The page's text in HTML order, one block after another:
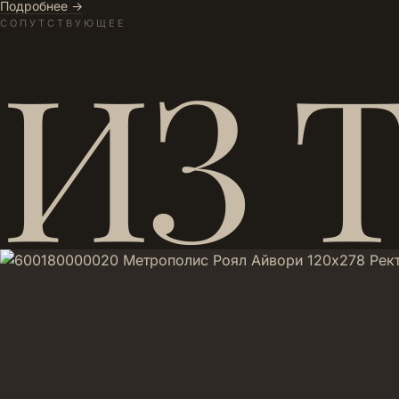
Подробнее →
СОПУТСТВУЮЩЕЕ
ИЗ